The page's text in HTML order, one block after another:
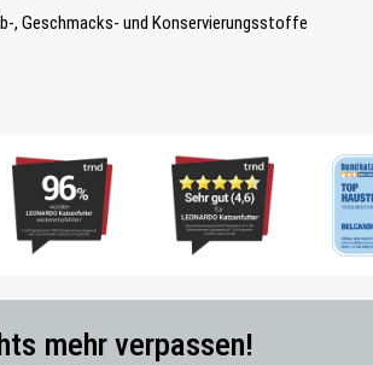
, Geschmacks- und Konservierungsstoffe
mehr verpassen!